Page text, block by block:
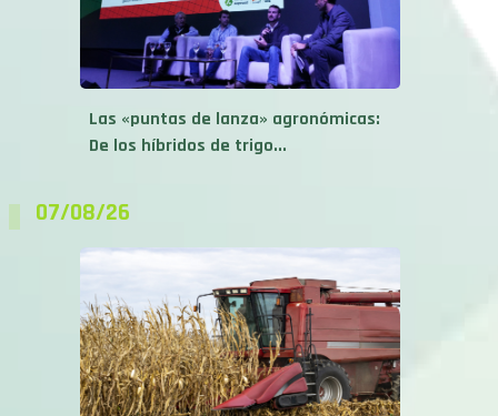
Las «puntas de lanza» agronómicas:
De los híbridos de trigo...
07/08/26